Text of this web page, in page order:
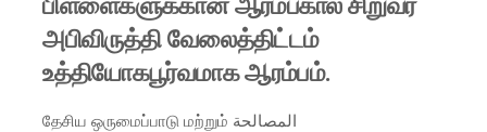
அபிவிருத்தி வேலைத்திட்டம்
உத்தியோகபூர்வமாக ஆரம்பம்.
தேசிய ஒருமைப்பாடு மற்றும் المصالحة